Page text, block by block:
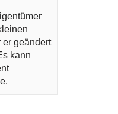
er geändert
kann